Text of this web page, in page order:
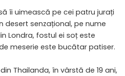
îi uimească pe cei patru jurați
desert senzațional, pe nume
Londra, fostul ei soț este
meserie este bucătar patiser.
Thailanda, în vârstă de 19 ani,